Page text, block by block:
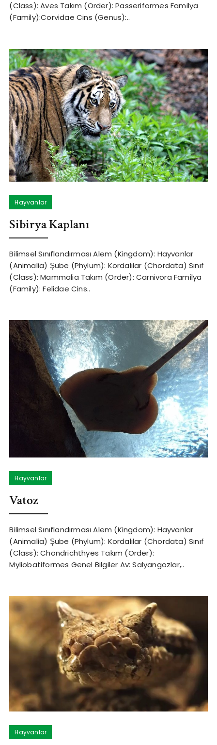
(Class): Aves Takım (Order): Passeriformes Familya
(Family):Corvidae Cins (Genus):..
Hayvanlar
Sibirya Kaplanı
Bilimsel Sınıflandırması Alem (Kingdom): Hayvanlar
(Animalia) Şube (Phylum): Kordalılar (Chordata) Sınıf
(Class): Mammalia Takım (Order): Carnivora Familya
(Family): Felidae Cins..
Hayvanlar
Vatoz
Bilimsel Sınıflandırması Alem (Kingdom): Hayvanlar
(Animalia) Şube (Phylum): Kordalılar (Chordata) Sınıf
(Class): Chondrichthyes Takım (Order):
Myliobatiformes Genel Bilgiler Av: Salyangozlar,..
Hayvanlar